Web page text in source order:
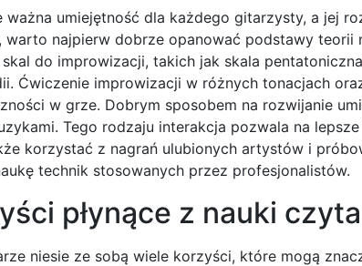
umiejętność dla każdego gitarzysty, a jej
warto najpierw dobrze opanować podstawy teorii
do improwizacji, takich jak skala
Ćwiczenie improwizacji w różnych tonacjach
w grze. Dobrym sposobem na rozwijanie
Tego rodzaju interakcja pozwala na
korzystać z nagrań ulubionych artystów i
technik stosowanych przez profesjonalistów.
płynące z nauki
niesie ze sobą wiele korzyści, które mogą